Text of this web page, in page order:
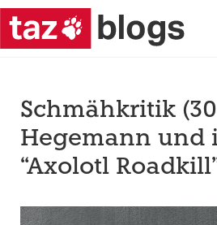
Schmähkritik
Hegemann und
“Axolotl